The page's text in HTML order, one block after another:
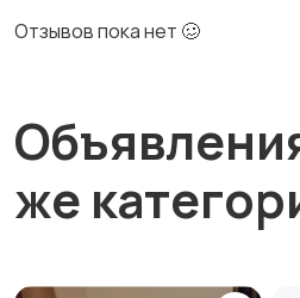
Отзывов пока нет 🥴
же